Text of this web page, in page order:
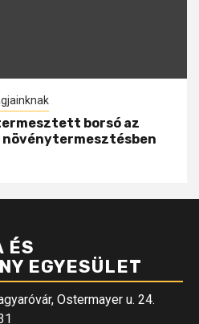
borsó az
ÉS
EGYESÜLET
Ostermayer u. 24.